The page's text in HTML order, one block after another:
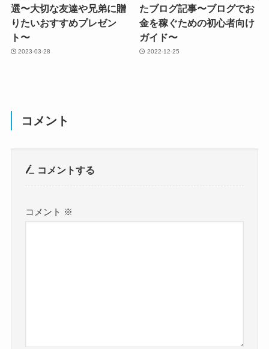
選〜大切な友達や兄弟に贈
りたいおすすめプレゼン
ト〜
2023-03-28
たブログ記事〜ブログでお
金を稼ぐための初心者向け
ガイド〜
2022-12-25
コメント
コメントする
コメント ※